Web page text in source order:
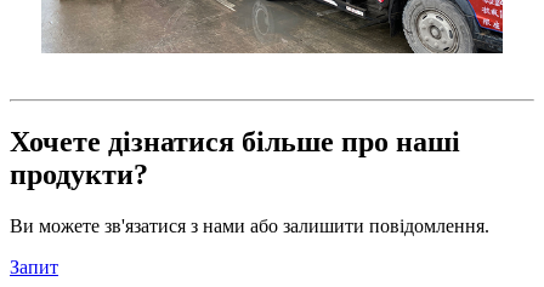
Хочете дізнатися більше про наші
продукти?
Ви можете зв'язатися з нами або залишити повідомлення.
Запит